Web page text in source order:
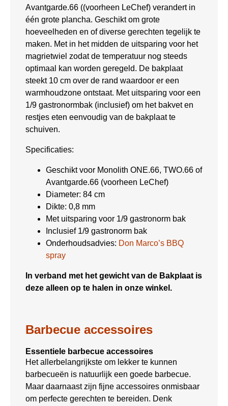
Avantgarde.66 ((voorheen LeChef) verandert in
één grote plancha. Geschikt om grote
hoeveelheden en of diverse gerechten tegelijk te
maken. Met in het midden de uitsparing voor het
magrietwiel zodat de temperatuur nog steeds
optimaal kan worden geregeld. De bakplaat
steekt 10 cm over de rand waardoor er een
warmhoudzone ontstaat. Met uitsparing voor een
1/9 gastronormbak (inclusief) om het bakvet en
restjes eten eenvoudig van de bakplaat te
schuiven.
Specificaties:
Geschikt voor Monolith ONE.66, TWO.66 of
Avantgarde.66 (voorheen LeChef)
Diameter: 84 cm
Dikte: 0,8 mm
Met uitsparing voor 1/9 gastronorm bak
Inclusief 1/9 gastronorm bak
Onderhoudsadvies: Don Marco’s BBQ
spray
In verband met het gewicht van de Bakplaat is
deze alleen op te halen in onze winkel.
Barbecue accessoires
Essentiele barbecue accessoires
Het allerbelangrijkste om lekker te kunnen
barbecueën is natuurlijk een goede barbecue.
Maar daarnaast zijn fijne accessoires onmisbaar
om perfecte gerechten te bereiden. Denk